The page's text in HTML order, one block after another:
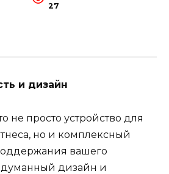
27
и дизайн
не просто устройство для
но и комплексный
вашего
дизайн и